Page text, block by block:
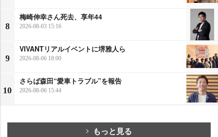
8
梅崎伸幸さん死去、享年44
2026-08-03 15:16
9
VIVANTリアルイベントに堺雅人ら
2026-08-06 18:00
10
さらば森田“愛車トラブル”を報告
2026-08-06 15:44
もっと見る